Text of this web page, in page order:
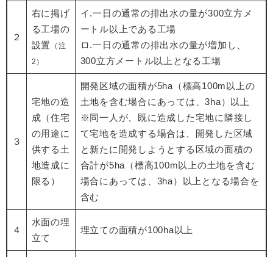
２
右に掲げ
る工場の
設置
（注
2）
イ.一日の通常の排出水の量が300立方メ
ートル以上である工場
ロ.一日の通常の排出水の量が増加し、
300立方メートル以上となる工場
３
宅地の造
成（住宅
の用途に
供する土
地造成に
限る）
開発区域の面積が5ha（標高100m以上の
土地を含む場合にあっては、3ha）以上
※同一人が、既に造成した宅地に隣接し
て宅地を造成する場合は、開発した区域
と新たに開発しようとする区域の面積の
合計が5ha（標高100m以上の土地を含む
場合にあっては、3ha）以上となる場合を
含む
４
水面の埋
立て
埋立ての面積が100ha以上